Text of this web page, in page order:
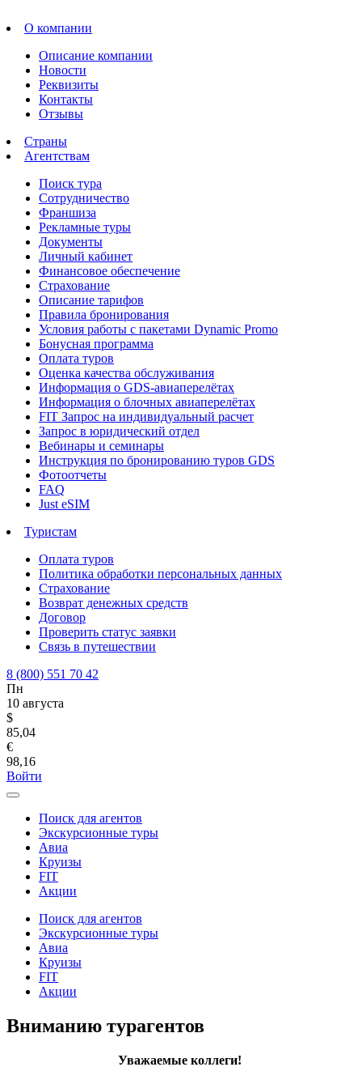
О компании
Описание компании
Новости
Реквизиты
Контакты
Отзывы
Страны
Агентствам
Поиск тура
Сотрудничество
Франшиза
Рекламные туры
Документы
Личный кабинет
Финансовое обеспечение
Страхование
Описание тарифов
Правила бронирования
Условия работы с пакетами Dynamic Promo
Бонусная программа
Оплата туров
Оценка качества обслуживания
Информация о GDS-авиаперелётах
Информация о блочных авиаперелётах
FIT Запрос на индивидуальный расчет
Запрос в юридический отдел
Вебинары и семинары
Инструкция по бронированию туров GDS
Фотоотчеты
FAQ
Just eSIM
Туристам
Оплата туров
Политика обработки персональных данных
Страхование
Возврат денежных средств
Договор
Проверить статус заявки
Связь в путешествии
8 (800) 551 70 42
Пн
10 августа
$
85,04
€
98,16
Войти
Поиск для агентов
Экскурсионные туры
Авиа
Круизы
FIT
Акции
Поиск для агентов
Экскурсионные туры
Авиа
Круизы
FIT
Акции
Вниманию турагентов
Уважаемые коллеги!